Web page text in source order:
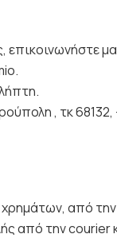
, τκ 68132,
από
από την